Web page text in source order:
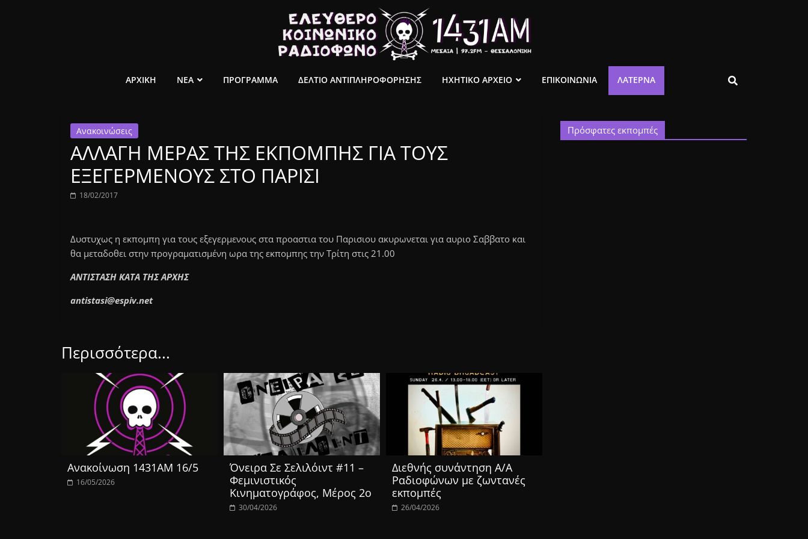
ελεύθερο
ραδιόφωνο
1431AM
ΑΡΧΙΚΗ ΝΕΑ ΠΡΟΓΡΑΜΜΑ ΔΕΛΤΙΟ ΑΝΤΙΠΛΗΡΟΦΟΡΗΣΗΣ ΗΧΗΤΙΚΟ ΑΡΧΕΙΟ ΕΠΙΚΟΙΝΩΝΙΑ ΛΑΤΈΡΝΑ
Ανακοινώσεις
ΑΛΛΑΓΗ ΜΕΡΑΣ ΤΗΣ ΕΚΠΟΜΠΗΣ ΓΙΑ ΤΟΥΣ
ΕΞΕΓΕΡΜΕΝΟΥΣ ΣΤΟ ΠΑΡΙΣΙ
18/02/2017
Δυστυχως η εκπομπη για τους εξεγερμενους στα προαστια του Παρισιου ακυρωνεται για αυριο Σαββατο και
θα μεταδοθει στην προγραματισμένη ωρα της εκπομπης την Τρίτη στις 21.00
ΑΝΤΙΣΤΑΣΗ ΚΑΤΑ ΤΗΣ ΑΡΧΗΣ
antistasi@espiv.net
Περισσότερα...
Ανακοίνωση 1431ΑΜ 16/5
16/05/2026
Όνειρα Σε Σελιλόιντ #11 –
Φεμινιστικός
Κινηματογράφος, Μέρος 2ο
30/04/2026
Διεθνής συνάντηση Α/Α
Ραδιοφώνων με ζωντανές
εκπομπές
26/04/2026
Πρόσφατες εκπομπές